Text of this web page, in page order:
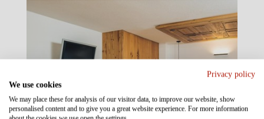
Privacy policy
We use cookies
We may place these for analysis of our visitor data, to improve our website, show
personalised content and to give you a great website experience. For more information